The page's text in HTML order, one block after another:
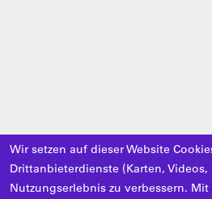
Wir setzen auf dieser Website
Drittanbieterdienste (Karten,
Nutzungserlebnis zu verbessern.